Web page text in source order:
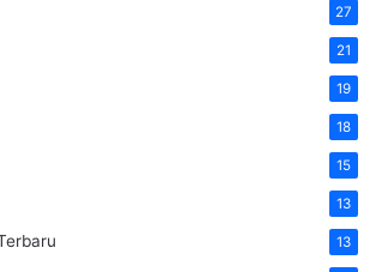
27
21
19
18
15
13
13